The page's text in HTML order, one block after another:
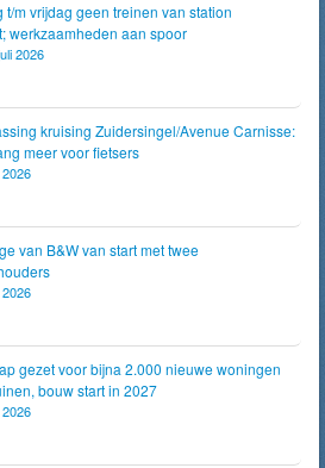
t/m vrijdag geen treinen van station
werkzaamheden aan spoor
2026
kruising Zuidersingel/Avenue Carnisse:
meer voor fietsers
van B&W van start met twee
gezet voor bijna 2.000 nieuwe woningen
bouw start in 2027